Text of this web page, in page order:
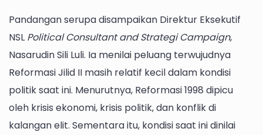
Pandangan serupa disampaikan Direktur Eksekutif
NSL Political Consultant and Strategi Campaign,
Nasarudin Sili Luli. Ia menilai peluang terwujudnya
Reformasi Jilid II masih relatif kecil dalam kondisi
politik saat ini. Menurutnya, Reformasi 1998 dipicu
oleh krisis ekonomi, krisis politik, dan konflik di
kalangan elit. Sementara itu, kondisi saat ini dinilai